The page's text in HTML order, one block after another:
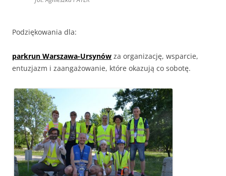
Podziękowania dla:
parkrun Warszawa-Ursynów za organizację, wsparcie,
entuzjazm i zaangażowanie, które okazują co sobotę.